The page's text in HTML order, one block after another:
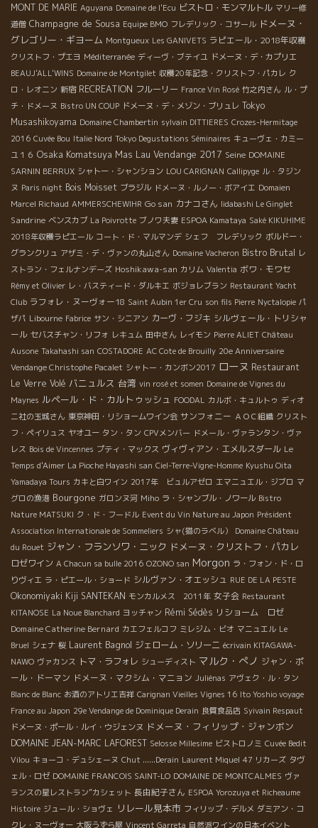
MONT DE MARIE Aguyana Domaine de l'Ecu ビストロ・モンマルトル マリー修
道僧 Champagne de Sousa Equipe BMO フレデリック・コサール ドメーヌ・
グレゴリー・ギヨーム Montgueux Les GANIVETS ラピエール・2018年収穫
クリストフ・プエヨ Méditerranée ディーヴ・ブテイユ ドメーヌ・デ・カプリエ
BEAUJ'ALL'WINS Domaine de Montgilet 収穫20年記念・クリストフ・パカレ ク
ロ・レオニン 新宿 RECREATION フルーリー France Vin Rosé 竹之内さん ル・プ
チ・ドメーヌ Bistro UN COUP ドメーヌ・デ・メゾン・ブリュレ Tokyo
Musashikoyama Domaine Chambertin sylvain DITTIERES Crozes-Hermitage
2016 Cuvée Bou Italie Nord Tokyo Degustations Séminaires キューヴェ・カミー
ユ１６ Osaka Komatsuya Mas Lau Vendange 2017 Seine DOMAINE
SARNIN BERRUX シャトー・シャンション LOU CARIGNAN Callipyge ル・タジン
ヌ Paris night Bois Moisset ブラジル ドメーヌ・ルノー・ボアイエ Domaien
Marcel Richaud AMMERSCHEWIHR Go san カナコさん Iidabashi Le Ginglet
Sandrine ベンスカブ La Poivrotte ブノワ夫妻 ESPOA Kamataya Saké KIKUHIME
2018年収穫ラピエール コート・ド・マルマンデ シェフ フレデリック ボルドー・
グランクリュ アザミ・デ・ヴァンの丸山さん Domaine Vacheron Bistro Brutal レ
ストラン・フェルナンデーズ Hoshikawa-san カリム Valentia ボワ・モワセ
Rémy et Olivier レ・バスティード・ダルキエ ボジョレブラン Restaurant Yacht
Club ラフォレ・ヌーヴォー18 Saint Aubin 1er Cru son fils Pierre Nyctalopie パ
ザパ Libourne Fabrice サン・シニアン カーヴ・フジキ シルヴェール・トリシャ
ール セバスチャン・リフォ レキュム 田中さん レイモン Pierre ALIET Château
Ausone Takahashi san COSTADORE AC Cote de Brouilly 20e Anniversaire
Vendange Christophe Pacalet シャトー・カンボン2017 ローヌ Restaurant
Le Verre Volé バニュルス 台湾 vin rosé et somen Domaine de Vignes du
Maynes ルペール・ド・カルトゥッシュ FOODAL カルボ・キュルトゥ ディオ
ニ社の玉城さん 東京神田・リショームワイン会 サンフォニー ＡＯＣ組織 クリスト
フ・ペイリュス ヤオユー タン・タン CPVメンバー ドメール・ヴァランタン・ヴァ
レス Bois de Vincennes プティ・マックス ヴィヴィアン・エメルスダール Le
Temps d'Aimer La Pioche Hayashi san Ciel-Terre-Vigne-Homme Kyushu Oita
Yamadaya Tours カキと白ワイン 2017年 ビュルアゼロ エマニュエル・ジブロ マ
グロの漁港 Bourgone ガロンヌ河 Miho ラ・シャンブル・ノワール Bistro
Nature MATSUKI ク・ド・フードル Event du Vin Nature au Japon Président
Association Internationale de Sommeliers シャ(猫のラベル）
Domaine Château
du Rouet ジャン・フランソワ・ニック ドメーヌ・クリストフ・パカレ
ロゼワイン A Chacun sa bulle 2016 OZONO san Morgon ラ・フォン・ド・ロ
りヴィエ ラ・ピエール・ショード シルヴァン・オエッシュ RUE DE LA PESTE
Okonomiyaki Kiji SANTEKAN モンカルメス 2011年 女子会 Restaurant
KITANOSE La Noue Blanchard ヨッチャン Rémi Sédès リショーム ロゼ
Domaine Catherine Bernard カエフェルコフ ミレジム・ビオ マニュエル Le
Bruel シェナ 桜 Laurent Bagnol ジェローム・ソリーニ écrivain KITAGAWA-
NAWO ヴァカンス トマ・ラフォレ シューディスト マルク・ぺノ ジャン・ポ
ール・ドーマン ドメーヌ・マクシム・マニョン Juliénas アヴェク・ル・タン
Blanc de Blanc お酒のアトリエ吉祥 Carignan Vieilles Vignes 16 Ito Yoshio voyage
France au Japon 29e Vendange de Dominique Derain 良質食品店 Syivain Respaut
ドメーヌ・ポール・ルイ・ウジェンヌ ドメーヌ・フィリップ・ジャンボン
DOMAINE JEAN-MARC LAFOREST Selosse Millesime ビストロノミ Cuvée Bedit
Vilou キョーコ・デュシェーヌ Chut ......Derain Laurent Miquel 47 リカーズ タヴ
ェル・ロゼ DOMAINE FRANCOIS SAINT-LO DOMAINE DE MONTCALMES ヴァ
ランスの星レストラン”カシェット 長由紀子さん ESPOA Yorozuya et Richeaume
Histoire ジュール・ショヴェ リレール見本市 フィリップ・デルメ ダミアン・コ
クレ・ヌーヴォー 大阪うずら屋 Vincent Garreta 自然派ワインの日本イベント